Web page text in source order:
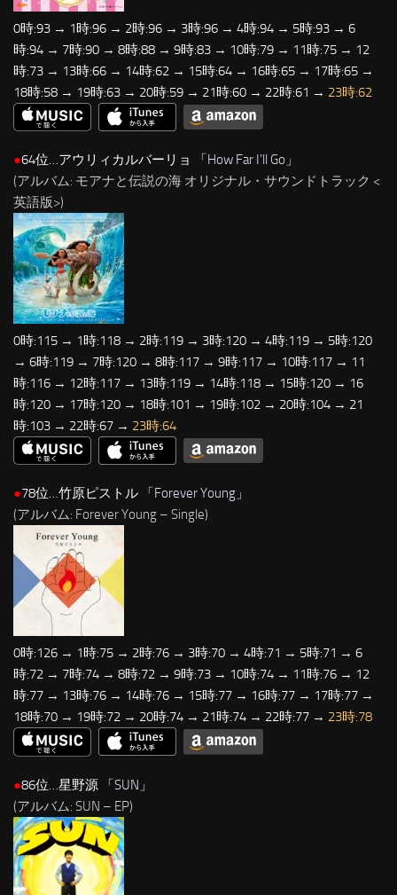
0時:93 → 1時:96 → 2時:96 → 3時:96 → 4時:94 → 5時:93 → 6
時:94 → 7時:90 → 8時:88 → 9時:83 → 10時:79 → 11時:75 → 12
時:73 → 13時:66 → 14時:62 → 15時:64 → 16時:65 → 17時:65 →
18時:58 → 19時:63 → 20時:59 → 21時:60 → 22時:61 → 23時:62
●64位…アウリィカルバーリョ 「How Far I’ll Go 」
(アルバム: モアナと伝説の海 オリジナル・サウンドトラック <
英語版>)
0時:115 → 1時:118 → 2時:119 → 3時:120 → 4時:119 → 5時:120
→ 6時:119 → 7時:120 → 8時:117 → 9時:117 → 10時:117 → 11
時:116 → 12時:117 → 13時:119 → 14時:118 → 15時:120 → 16
時:120 → 17時:120 → 18時:101 → 19時:102 → 20時:104 → 21
時:103 → 22時:67 → 23時:64
●78位…竹原ピストル 「 Forever Young 」
(アルバム: Forever Young – Single)
0時:126 → 1時:75 → 2時:76 → 3時:70 → 4時:71 → 5時:71 → 6
時:72 → 7時:74 → 8時:72 → 9時:73 → 10時:74 → 11時:76 → 12
時:77 → 13時:76 → 14時:76 → 15時:77 → 16時:77 → 17時:77 →
18時:70 → 19時:72 → 20時:74 → 21時:74 → 22時:77 → 23時:78
●86位…星野源 「SUN 」
(アルバム: SUN – EP)